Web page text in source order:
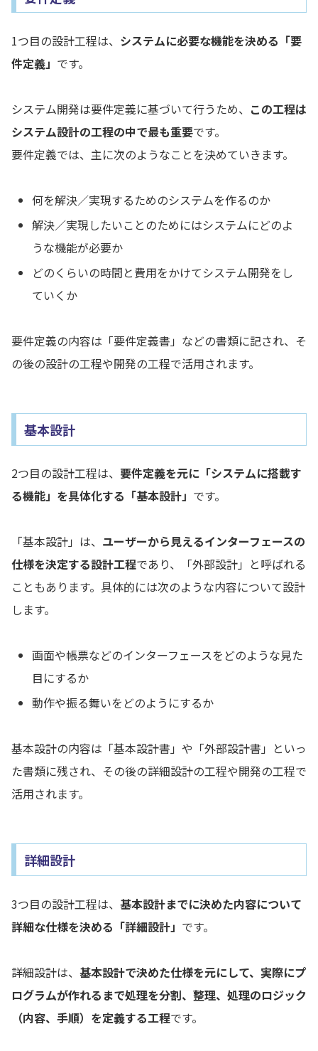
1つ目の設計工程は、 システムに必要な機能を決める「要
件定義」 です。
システム開発は要件定義に基づいて行うため、 この工程は
システム設計の工程の中で最も重要です。
要件定義では、主に次のようなことを決めていきます。
何を解決／実現するためのシステムを作るのか
解決／実現したいことのためにはシステムにどのよ
うな機能が必要か
どのくらいの時間と費用をかけてシステム開発をし
ていくか
要件定義の内容は「要件定義書」などの書類に記され、そ
の後の設計の工程や開発の工程で活用されます。
基本設計
2つ目の設計工程は、 要件定義を元に「システムに搭載す
る機能」を具体化する「基本設計」 です。
「基本設計」は、 ユーザーから見えるインターフェースの
仕様を決定する設計工程であり、「外部設計」と呼ばれる
こともあります。具体的には次のような内容について設計
します。
画面や帳票などのインターフェースをどのような見た
目にするか
動作や振る舞いをどのようにするか
基本設計の内容は「基本設計書」や「外部設計書」といっ
た書類に残され、その後の詳細設計の工程や開発の工程で
活用されます。
詳細設計
3つ目の設計工程は、 基本設計までに決めた内容について
詳細な仕様を決める「詳細設計」 です。
詳細設計は、 基本設計で決めた仕様を元にして、実際にプ
ログラムが作れるまで処理を分割、整理、処理のロジック
（内容、手順）を定義する工程です。